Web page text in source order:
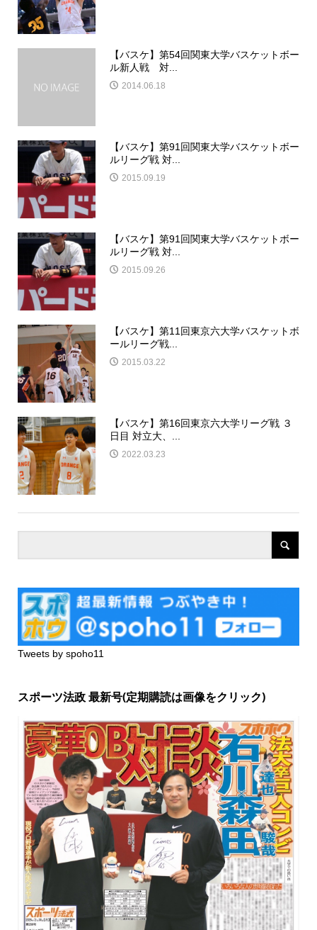
【バスケ】第54回関東大学バスケットボー
ル新人戦 対...
2014.06.18
【バスケ】第91回関東大学バスケットボー
ルリーグ戦 対...
2015.09.19
【バスケ】第91回関東大学バスケットボー
ルリーグ戦 対...
2015.09.26
【バスケ】第11回東京六大学バスケットボ
ールリーグ戦...
2015.03.22
【バスケ】第16回東京六大学リーグ戦 ３
日目 対立大、...
2022.03.23
Tweets by spoho11
スポーツ法政 最新号(定期購読は画像をクリック)